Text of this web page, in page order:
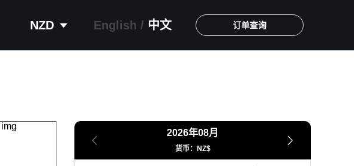
NZD English / 中文 订单查询
2026年08月
货币：NZ$